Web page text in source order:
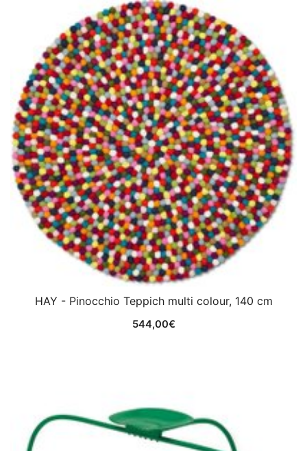
HAY - Pinocchio Teppich multi colour, 140 cm
544,00€